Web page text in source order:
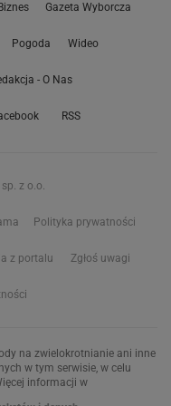
Biznes Gazeta Wyborcza
Pogoda Wideo
- O Nas
RSS
z o.o.
Polityka prywatności
z portalu Zgłoś uwagi
na zwielokrotnianie ani inne
w tym serwisie, w celu
informacji w